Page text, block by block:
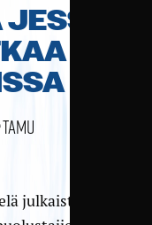
TamU
julkaistuna